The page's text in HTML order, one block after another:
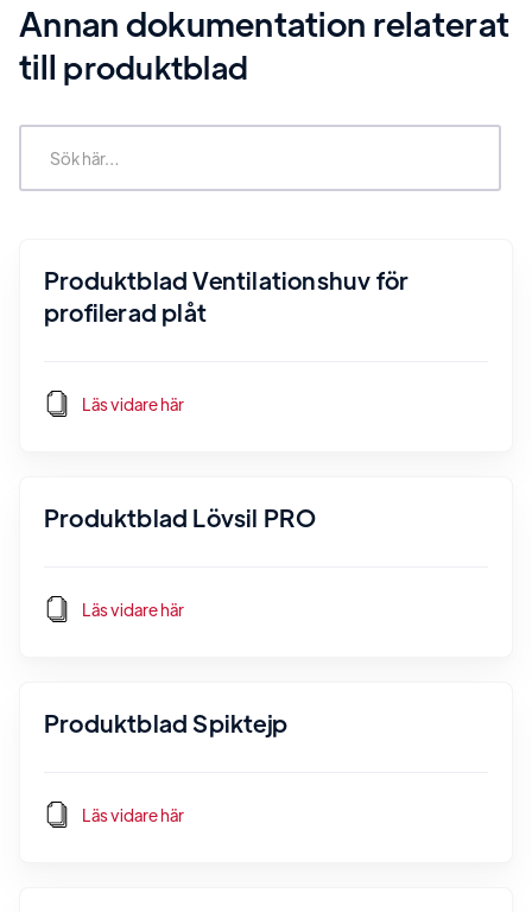
Annan dokumentation relaterat
till produktblad
Produktblad Ventilationshuv för
profilerad plåt
Läs vidare här
Produktblad Lövsil PRO
Läs vidare här
Produktblad Spiktejp
Läs vidare här